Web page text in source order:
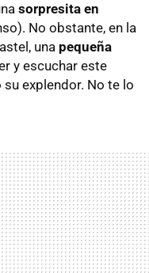
sorpresita en
No obstante, en la
una pequeña
y escuchar este
explendor. No te lo